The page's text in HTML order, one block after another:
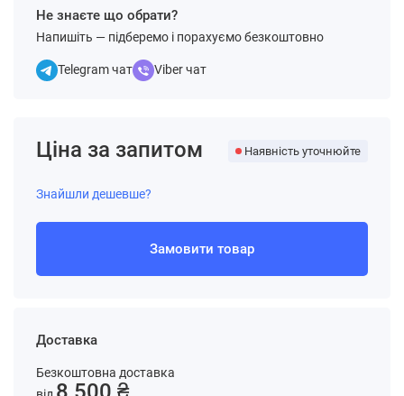
Не знаєте що обрати?
Напишіть — підберемо і порахуємо безкоштовно
Telegram чат Viber чат
Доставка
Безкоштовна доставка
Ціна за запитом Наявність уточнюйте
Знайшли дешевше?
Замовити товар